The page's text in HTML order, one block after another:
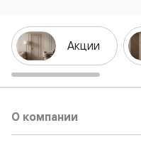
Акции
О компании